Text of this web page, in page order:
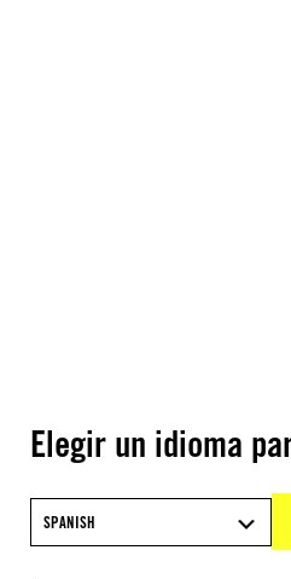
Elegir un idioma
SPANISH